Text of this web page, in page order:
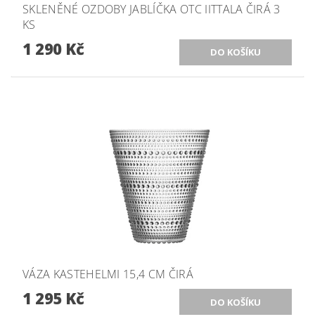
SKLENĚNÉ OZDOBY JABLÍČKA OTC IITTALA ČIRÁ 3
KS
1 290 Kč
VÁZA KASTEHELMI 15,4 CM ČIRÁ
1 295 Kč